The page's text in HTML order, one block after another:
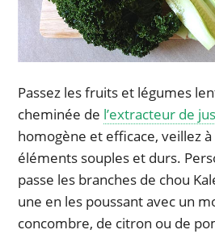
Passez les fruits et légumes
cheminée de l’extracteur de jus
homogène et efficace, veillez
éléments souples et durs.
passe les branches de chou
une en les poussant avec un
concombre, de citron ou de